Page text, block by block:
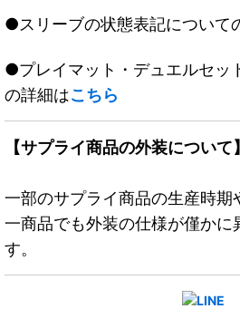
●スリーブの状態表記について
●プレイマット・デュエルセッ
の詳細はこちら
【サプライ商品の外装について】
一部のサプライ商品の生産時期
一商品でも外装の仕様が僅かに
す。